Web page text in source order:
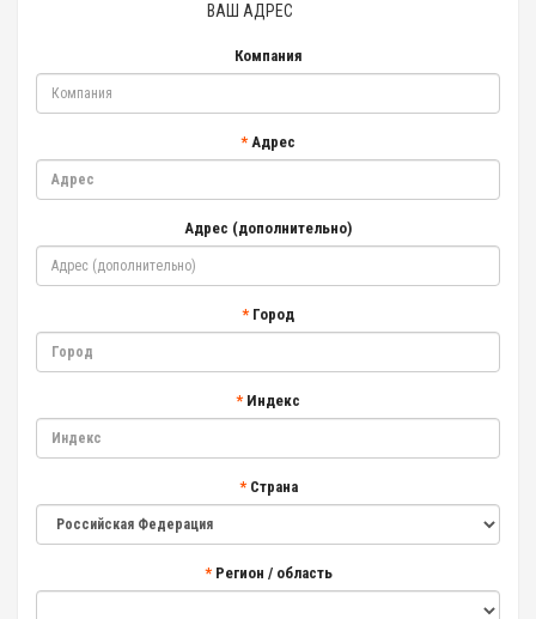
ВАШ АДРЕС
Компания
Адрес
Адрес (дополнительно)
Город
Индекс
Страна
Регион / область